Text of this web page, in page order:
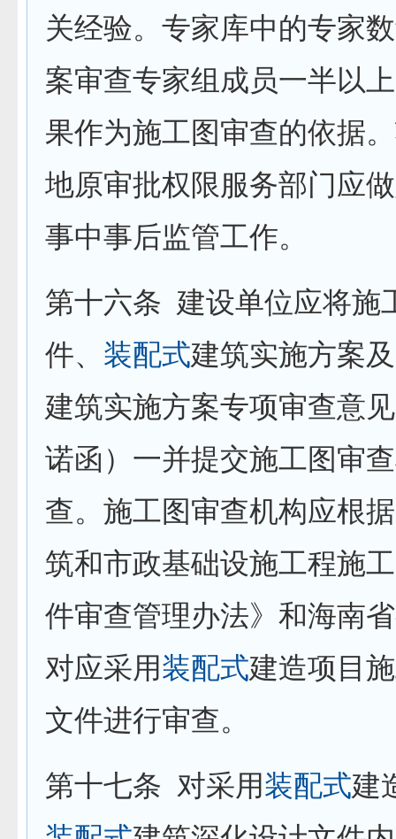
关经验。专家库中的专家
案审查专家组成员一半以
果作为施工图审查的依据
地原审批权限服务部门应
事中事后监管工作。
第十六条 建设单位应将施
件、 装配式建筑实施方案
建筑实施方案专项审查意
诺函）一并提交施工图审
查。施工图审查机构应根
筑和市政基础设施工程施
件审查管理办法》和海南
对应采用装配式建造项目
文件进行审查。
第十七条 对采用装配式建